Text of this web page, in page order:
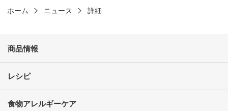
ホーム ニュース 詳細
商品情報
レシピ
食物アレルギーケア